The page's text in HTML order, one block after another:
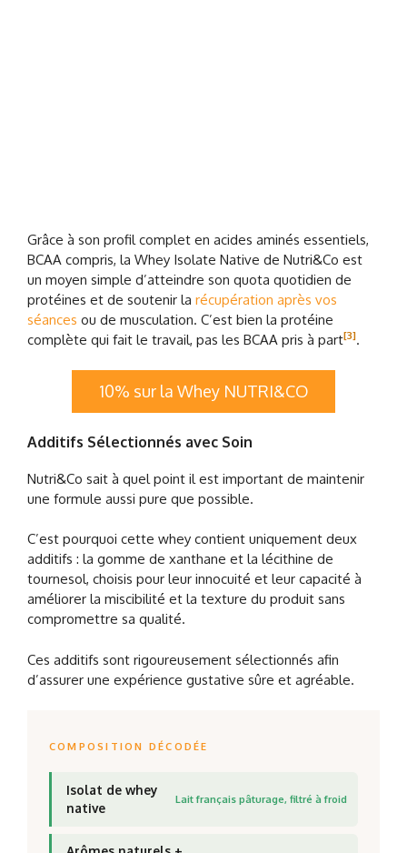
Grâce à son profil complet en acides aminés essentiels,
BCAA compris, la Whey Isolate Native de Nutri&Co est
un moyen simple d’atteindre son quota quotidien de
protéines et de soutenir la récupération après vos
séances ou de musculation. C’est bien la protéine
complète qui fait le travail, pas les BCAA pris à part[3].
10% sur la Whey NUTRI&CO
Additifs Sélectionnés avec Soin
Nutri&Co sait à quel point il est important de maintenir
une formule aussi pure que possible.
C’est pourquoi cette whey contient uniquement deux
additifs : la gomme de xanthane et la lécithine de
tournesol, choisis pour leur innocuité et leur capacité à
améliorer la miscibilité et la texture du produit sans
compromettre sa qualité.
Ces additifs sont rigoureusement sélectionnés afin
d’assurer une expérience gustative sûre et agréable.
COMPOSITION DÉCODÉE
Isolat de whey
native
Lait français pâturage, filtré à froid